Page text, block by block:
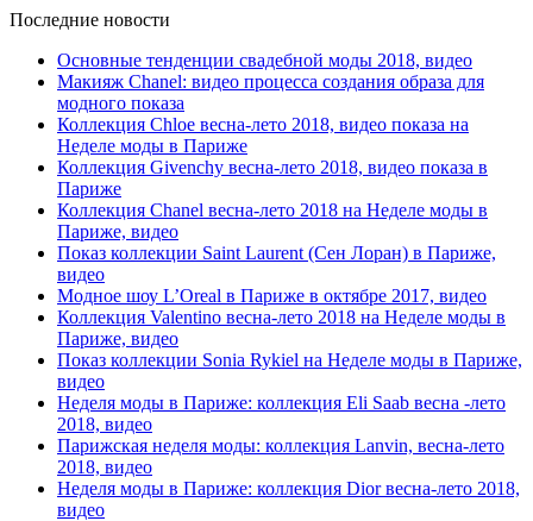
Последние новости
Основные тенденции свадебной моды 2018, видео
Макияж Chanel: видео процесса создания образа для
модного показа
Коллекция Chloe весна-лето 2018, видео показа на
Неделе моды в Париже
Коллекция Givenchy весна-лето 2018, видео показа в
Париже
Коллекция Chanel весна-лето 2018 на Неделе моды в
Париже, видео
Показ коллекции Saint Laurent (Сен Лоран) в Париже,
видео
Модное шоу L’Oreal в Париже в октябре 2017, видео
Коллекция Valentino весна-лето 2018 на Неделе моды в
Париже, видео
Показ коллекции Sonia Rykiel на Неделе моды в Париже,
видео
Неделя моды в Париже: коллекция Eli Saab весна -лето
2018, видео
Парижская неделя моды: коллекция Lanvin, весна-лето
2018, видео
Неделя моды в Париже: коллекция Dior весна-лето 2018,
видео